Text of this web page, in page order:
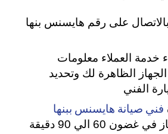
على رقم هايسنس بنها
خدمة العملاء معلومات
الظاهرة لك وتحديد
الفني
فني صيانة هايسنس ببنها
60 الي 90 دقيقة